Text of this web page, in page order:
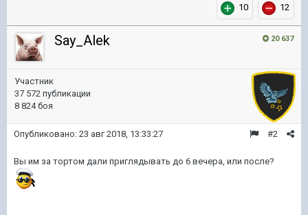
10 12
20 637
Say_Alek
Участник
37 572 публикации
8 824 боя
#2
Опубликовано: 23 авг 2018, 13:33:27
Вы им за тортом дали приглядывать до 6 вечера, или после?